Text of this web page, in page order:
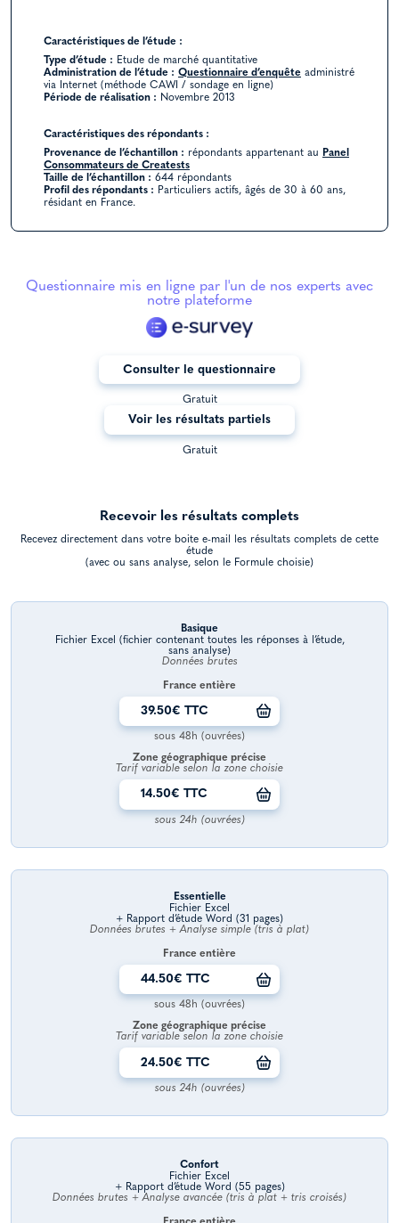
Caractéristiques de l’étude :
Type d’étude : Etude de marché quantitative
Administration de l’étude : Questionnaire d’enquête administré
via Internet (méthode CAWI / sondage en ligne)
Période de réalisation : Novembre 2013
Caractéristiques des répondants :
Provenance de l’échantillon : répondants appartenant au Panel
Consommateurs de Creatests
Taille de l’échantillon : 644 répondants
Profil des répondants : Particuliers actifs, âgés de 30 à 60 ans,
résidant en France.
Questionnaire mis en ligne par l'un de nos experts avec
notre plateforme
Consulter le questionnaire
Gratuit
Voir les résultats partiels
Gratuit
Recevoir les résultats complets
Recevez directement dans votre boite e-mail les résultats complets de cette
étude
(avec ou sans analyse, selon le Formule choisie)
Basique
Fichier Excel (fichier contenant toutes les réponses à l’étude,
sans analyse)
Données brutes
France entière
39.50€ TTC
sous 48h (ouvrées)
Zone géographique précise
Tarif variable selon la zone choisie
14.50€ TTC
sous 24h (ouvrées)
Essentielle
Fichier Excel
+ Rapport d’étude Word (31 pages)
Données brutes + Analyse simple (tris à plat)
France entière
44.50€ TTC
sous 48h (ouvrées)
Zone géographique précise
Tarif variable selon la zone choisie
24.50€ TTC
sous 24h (ouvrées)
Confort
Fichier Excel
+ Rapport d’étude Word (55 pages)
Données brutes + Analyse avancée (tris à plat + tris croisés)